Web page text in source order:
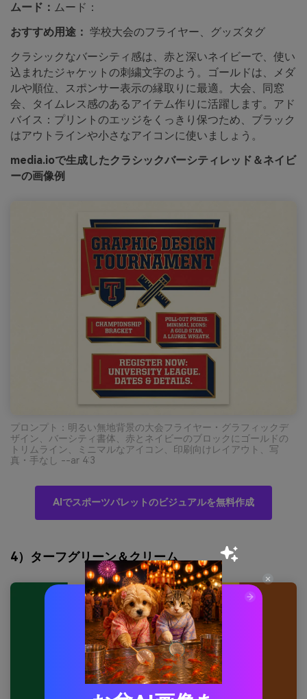
ムード： ムード：
おすすめ用途： 学校大会のフライヤー、グッズタグ
クラシックなバーシティ感は、赤と深いネイビーで、使い
込まれたジャケットの刺繍文字のよう。ゴールドは、メダ
ルや順位、スポンサー表示の縁取りに最適。大会、同窓
会、タイムレス感のあるアイテム作りに活躍します。アド
バイス：プリントのエッジをくっきり保つため、ブラック
はアウトラインや小さなアイコンに使いましょう。
media.ioで生成したクラシックバーシティレッド＆ネイビ
ーの画像例
プロンプト：明るい無地背景の大会フライヤー・グラフィックデ
ザイン、バーシティ書体、赤とネイビーのブロックにゴールドの
トリムライン、ミニマルなアイコン、印刷向けレイアウト、写
真・手なし --ar 4:3
AIでスポーツパレットのビジュアルを無料作成
4）ターフグリーン＆クリーム